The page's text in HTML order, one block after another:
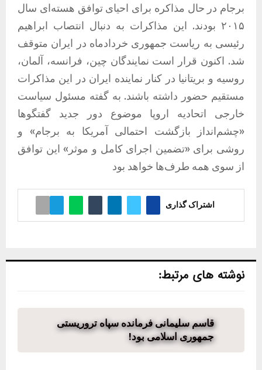
برجام در حال مذاکره برای احیای توافق هسته‌ای سال
۲۰۱۵ بودند. این مذاکرات به دنبال انتصاب ابراهیم
رئیسی به ریاست جمهوری خردادماه در ایران متوقف
شد. اکنون قرار است نمایندگان چین، فرانسه، آلمان،
روسیه و بریتانیا در کنار نماینده ایران در این مذاکرات
مستقیم حضور داشته باشند. به گفته مسئول سیاست
خارجی اتحادیه اروپا موضوع دور جدید گفتگوها
«چشم‌انداز بازگشت احتمالی آمریکا به برجام» و
روشی برای «تضمین اجرای کامل و موثر» این توافق
از سوی همه طرف‌ها خواهد بود
اشتراک گذاری
نوشته های مرتبط:
قاسم سلیمانی فرمانده سپاه تروریستی
جمهوری اسلامی بود!